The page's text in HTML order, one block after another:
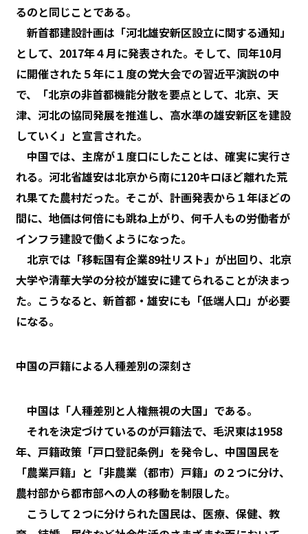
るのと同じことである。
新首都建設計画は「河北雄安新区設立に関する通知」
として、2017年４月に発表された。そして、同年10月
に開催された５年に１度の党大会での習近平演説の中
で、「北京の非首都機能分散を要点として、北京、天
津、河北の協同発展を推進し、高水準の雄安新区を建設
していく」と宣言された。
中国では、主席が１度口にしたことは、確実に実行さ
れる。河北省雄安は北京から南に120キロほど離れた荒
れ果てた農村だった。そこが、計画発表から１年ほどの
間に、地価は何倍にも跳ね上がり、何千人もの労働者が
インフラ建設で働くようになった。
北京では「移転国有企業89社リスト」が出回り、北京
大学や清華大学の分校が雄安に建てられることが決まっ
た。こうなると、新首都・雄安にも「低端人口」が必要
になる。
中国の戸籍による人種差別の深刻さ
中国は「人種差別と人権無視の大国」である。
それを決定づけているのが戸籍法で、毛沢東は1958
年、戸籍政策「戸口登記条例」を発令し、中国国民を
「農業戸籍」と「非農業（都市）戸籍」の２つに分け、
農村部から都市部への人の移動を制限した。
こうして２つに分けられた国民は、医療、保健、教